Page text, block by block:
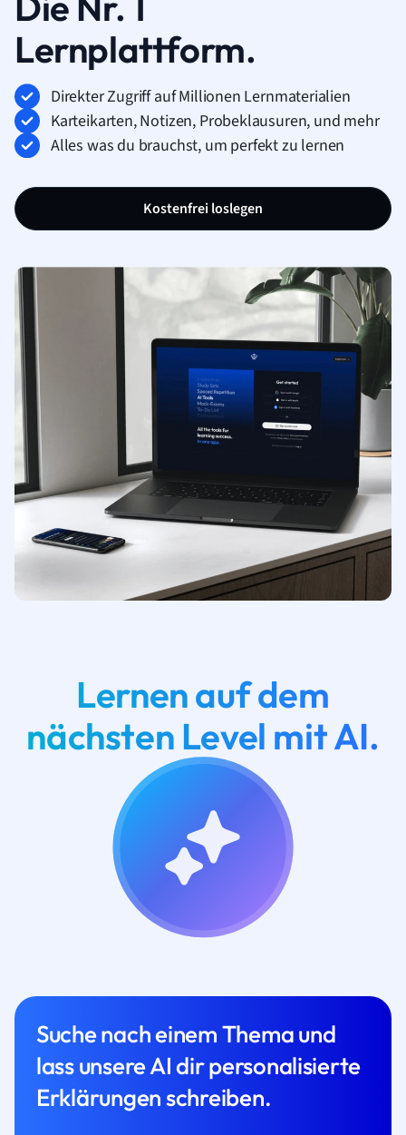
Lernplattform.
Direkter Zugriff auf Millionen Lernmaterialien
Karteikarten, Notizen, Probeklausuren, und mehr
Alles was du brauchst, um perfekt zu lernen
Kostenfrei loslegen
Lernen auf dem
nächsten Level mit AI.
Suche nach einem Thema und
lass unsere AI dir personalisierte
Erklärungen schreiben.